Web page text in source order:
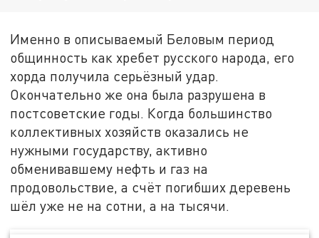
Именно в описываемый Беловым период
общинность как хребет русского народа, его
хорда получила серьёзный удар.
Окончательно же она была разрушена в
постсоветские годы. Когда большинство
коллективных хозяйств оказались не
нужными государству, активно
обменивавшему нефть и газ на
продовольствие, а счёт погибших деревень
шёл уже не на сотни, а на тысячи.